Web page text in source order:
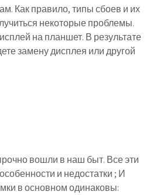
Как правило, типы сбоев и их
некоторые проблемы.
на планшет. В результате
замену дисплея или другой
вошли в наш быт. Все эти
и недостатки ; И
в основном одинаковы: